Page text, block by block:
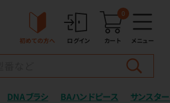
初めての方へ ログイン カート
0
メニュー
DNAブラシ BAハンドピース サンスター